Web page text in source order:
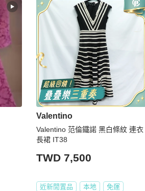
Valentino
Valentino 范倫鐵諾 黑白條紋 連衣
長裙 IT38
TWD 7,500
近新閒置品 本地 免運